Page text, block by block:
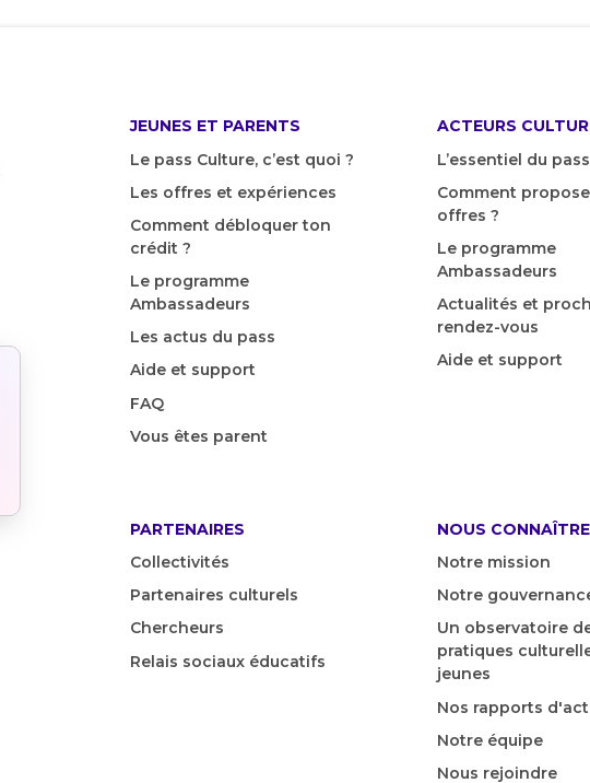
JEUNES ET PARENTS
Le pass Culture, c’est quoi ?
Les offres et expériences
Comment débloquer ton
crédit ?
Le programme
Ambassadeurs
Les actus du pass
Aide et support
FAQ
Vous êtes parent
ACTEURS
L’essentiel du
Comment
offres ?
Le programme
Ambassadeurs
Actualités et
rendez-vous
Aide et support
PARTENAIRES
Collectivités
Partenaires culturels
Chercheurs
Relais sociaux éducatifs
NOUS CONNAÎTRE
Notre mission
Notre
Un observatoire
pratiques
jeunes
Nos rapports
Notre équipe
Nous rejoindre